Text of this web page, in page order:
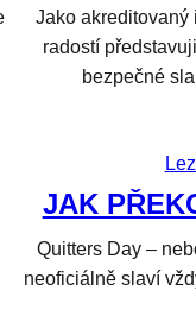
Jako akreditovaný
radostí
bezpečné
JAK
Quitters Day –
neoficiálně slaví